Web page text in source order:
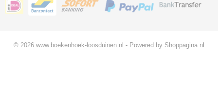
© 2026 www.boekenhoek-loosduinen.nl - Powered by Shoppagina.nl